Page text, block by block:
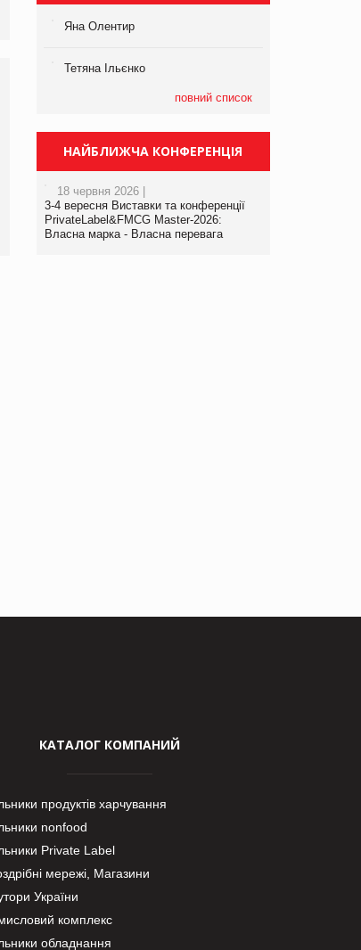
Брагина Людмила
Просування компанії на
www.trademaster.ua.
правила. Особливості.
Яна Олентир
Тетяна Ільєнко
повний список
НАЙБЛИЖЧА КОНФЕРЕНЦІЯ
18 червня 2026 |
3-4 вересня Виставки та конференції
PrivateLabel&FMCG Master-2026:
Власна марка - Власна перевага
КАТАЛОГ КОМПАНИЙ
продуктів харчування
nonfood
Private Label
мережі, Магазини
України
комплекс
обладнання